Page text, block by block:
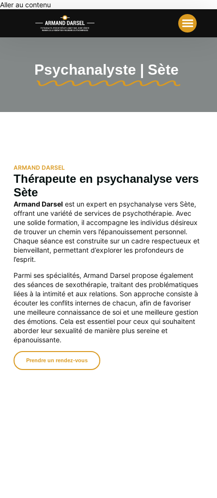
Aller au contenu
Psychanalyste | Sète
ARMAND DARSEL
Thérapeute en psychanalyse vers
Sète
Armand Darsel est un expert en psychanalyse vers Sète,
offrant une variété de services de psychothérapie. Avec
une solide formation, il accompagne les individus désireux
de trouver un chemin vers l’épanouissement personnel.
Chaque séance est construite sur un cadre respectueux et
bienveillant, permettant d’explorer les profondeurs de
l’esprit.
Parmi ses spécialités, Armand Darsel propose également
des séances de sexothérapie, traitant des problématiques
liées à la intimité et aux relations. Son approche consiste à
écouter les conflits internes de chacun, afin de favoriser
une meilleure connaissance de soi et une meilleure gestion
des émotions. Cela est essentiel pour ceux qui souhaitent
aborder leur sexualité de manière plus sereine et
épanouissante.
Prendre un rendez-vous